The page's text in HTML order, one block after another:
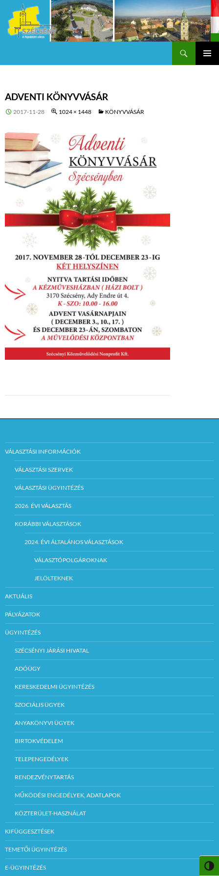
ADVENTI KÖNYVVÁSÁR
2017-11-28 1024 × 1448 KÖNYVVÁSÁR
VÁLASZTÁSI INFORMÁCIÓK
VÁLASZTÁSI SZERVEK
VÁLASZTÁSI ÜGYINTÉZÉS
2026. ÉVI VÁLASZTÁS
KORÁBBI VÁLASZTÁSOK
2024. ÉVI ÁLTALÁNOS VÁLASZTÁSOK
VÁLASZTÓPOLGÁROKNAK
JELÖLTEKNEK
AKTUÁLIS
PÁLYÁZATOK
ÜGYINTÉZÉS
SZÉCSÉNYI JÁRÁSI HIVATAL
ADÓÜGY
KERESKEDELMI ÜGYINTÉZÉS
SZOCIÁLIS ÜGYEK
ANYAKÖNYVI ÜGYEK
BIRTOKVÉDELEM
TELEPENGEDÉLYEK
RENDEZVÉNYTARTÁS
MŰKÖDÉSI ENGEDÉLYEK, ADATLAPOK
KÖZTERÜLET-HASZNÁLAT
KIFÜGGESZTÉSEK
TEMETŐI ÜGYINTÉZÉS
E-ÜGYINTÉZÉS